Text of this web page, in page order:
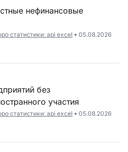
статистики: api excel 05.08.2026
участия
статистики: api excel 05.08.2026